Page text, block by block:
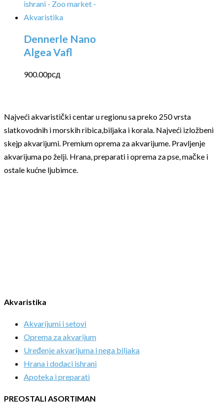
Dennerle Nano
Algea Vafl
900.00рсд
Najveći akvaristički centar u regionu sa preko 250 vrsta
slatkovodnih i morskih ribica,biljaka i korala. Najveći izložbeni
skejp akvarijumi. Premium oprema za akvarijume. Pravljenje
akvarijuma po želji. Hrana, preparati i oprema za pse, mačke i
ostale kućne ljubimce.
Akvaristika
Akvarijumi i setovi
Oprema za akvarijum
Uređenje akvarijuma i nega biljaka
Hrana i dodaci ishrani
Apoteka i preparati
PREOSTALI ASORTIMAN